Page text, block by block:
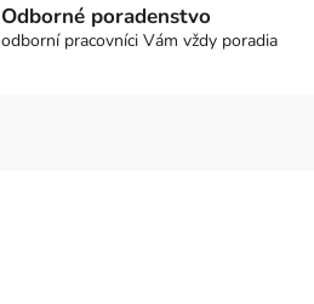
Odborné poradenstvo
odborní pracovníci Vám vždy poradia